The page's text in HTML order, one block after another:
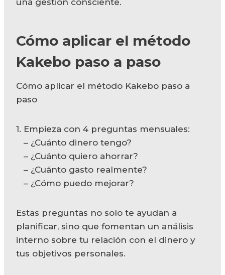
Cómo aplicar el método
Kakebo paso a paso
Cómo aplicar el método Kakebo paso a
paso
1. Empieza con 4 preguntas mensuales:
– ¿Cuánto dinero tengo?
– ¿Cuánto quiero ahorrar?
– ¿Cuánto gasto realmente?
– ¿Cómo puedo mejorar?
Estas preguntas no solo te ayudan a
planificar, sino que fomentan un análisis
interno sobre tu relación con el dinero y
tus objetivos personales.